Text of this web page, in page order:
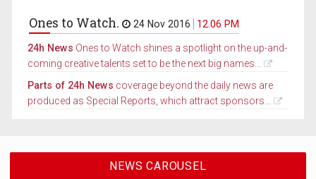
Ones to Watch. 24 Nov 2016 12.06 PM
24h News Ones to Watch shines a spotlight on the up-and-
coming creative talents set to be the next big names...
Parts of 24h News coverage beyond the daily news are
produced as Special Reports, which attract sponsors...
NEWS CAROUSEL